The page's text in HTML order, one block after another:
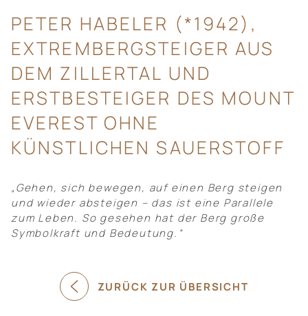
PETER HABELER (*1942),
EXTREMBERGSTEIGER AUS
DEM ZILLERTAL UND
ERSTBESTEIGER DES MOUNT
EVEREST OHNE
KÜNSTLICHEN SAUERSTOFF
„Gehen, sich bewegen, auf einen Berg steigen
und wieder absteigen – das ist eine Parallele
zum Leben. So gesehen hat der Berg große
Symbolkraft und Bedeutung.“
ZURÜCK ZUR ÜBERSICHT